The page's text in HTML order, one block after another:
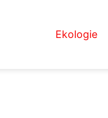
Ekologie